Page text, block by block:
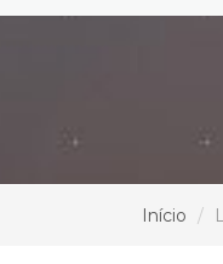
Início